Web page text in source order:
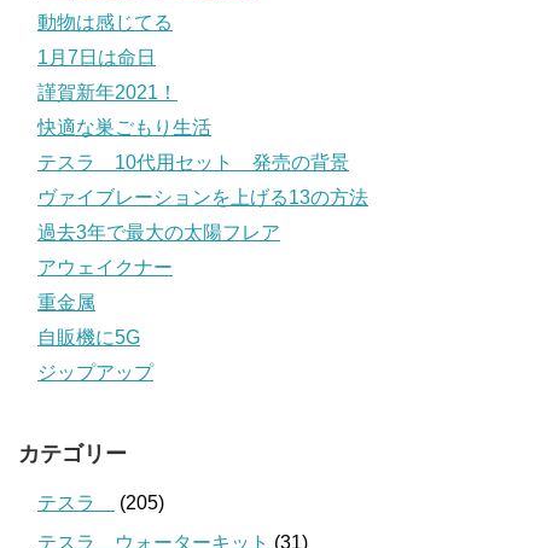
動物は感じてる
1月7日は命日
謹賀新年2021！
快適な巣ごもり生活
テスラ 10代用セット 発売の背景
ヴァイブレーションを上げる13の方法
過去3年で最大の太陽フレア
アウェイクナー
重金属
自販機に5G
ジップアップ
カテゴリー
テスラ
(205)
テスラ ウォーターキット (31)